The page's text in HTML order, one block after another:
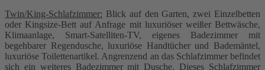
Twin/King-Schlafzimmer: Blick auf den Garten, zwei Einzelbetten
oder Kingsize-Bett auf Anfrage mit luxuriöser weißer Bettwäsche,
Klimaanlage, Smart-Satelliten-TV, eigenes Badezimmer mit
begehbarer Regendusche, luxuriöse Handtücher und Bademäntel,
luxuriöse Toilettenartikel. Angrenzend an das Schlafzimmer befindet
sich ein weiteres Badezimmer mit Dusche. Dieses Schlafzimmer